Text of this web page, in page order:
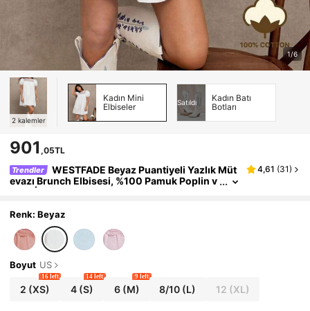
1/6
2 kalemler
Kadın Mini
Elbiseler
Satıldı
Kadın Batı
Botları
901 ,05TL
Trendler
WESTFADE Beyaz Puantiyeli Yazlık Müt
evazı Brunch Elbisesi, %100 Pamuk Poplin v
e Tığ İşi Dantel File Karışık Tasarım, Kısa Bal
wgirl
4,61 (31)
Renk: Beyaz
Boyut US
2 (XS)
16 left
4(S)
14 left
6(M)
9 left
8/10 (L) 12 (XL)